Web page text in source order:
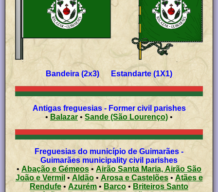
Bandeira (2x3) Estandarte (1X1)
Antigas freguesias - Former civil parishes
• Balazar • Sande (São Lourenço) •
Freguesias do município de Guimarães -
Guimarães municipality civil parishes
•Abação e Gémeos • Airão Santa Maria, Airão São
João e Vermil • Aldão• Arosa e Castelões•Atães e
Rendufe • Azurém • Barco • Briteiros Santo